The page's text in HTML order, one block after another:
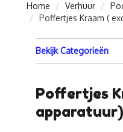
Home
Verhuur
Poffertjes Kraam (
Bekijk Categorieën
Poffertjes